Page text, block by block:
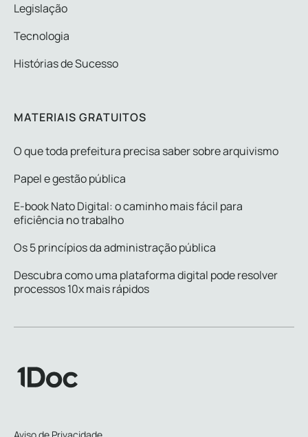
Legislação
Tecnologia
Histórias de Sucesso
MATERIAIS GRATUITOS
O que toda prefeitura precisa saber sobre arquivismo
Papel e gestão pública
E-book Nato Digital: o caminho mais fácil para
eficiência no trabalho
Os 5 princípios da administração pública
Descubra como uma plataforma digital pode resolver
processos 10x mais rápidos